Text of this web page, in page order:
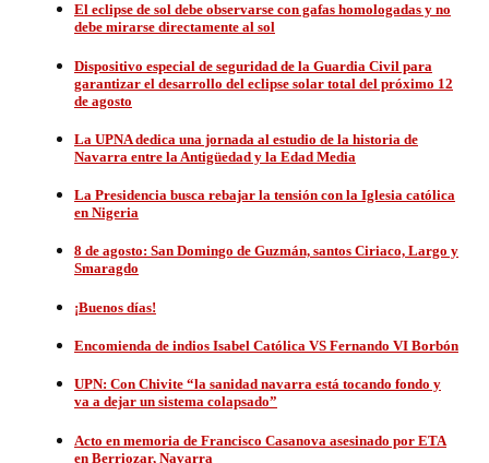
El eclipse de sol debe observarse con gafas homologadas y no
debe mirarse directamente al sol
Dispositivo especial de seguridad de la Guardia Civil para
garantizar el desarrollo del eclipse solar total del próximo 12
de agosto
La UPNA dedica una jornada al estudio de la historia de
Navarra entre la Antigüedad y la Edad Media
La Presidencia busca rebajar la tensión con la Iglesia católica
en Nigeria
8 de agosto: San Domingo de Guzmán, santos Ciriaco, Largo y
Smaragdo
¡Buenos días!
Encomienda de indios Isabel Católica VS Fernando VI Borbón
UPN: Con Chivite “la sanidad navarra está tocando fondo y
va a dejar un sistema colapsado”
Acto en memoria de Francisco Casanova asesinado por ETA
en Berriozar, Navarra